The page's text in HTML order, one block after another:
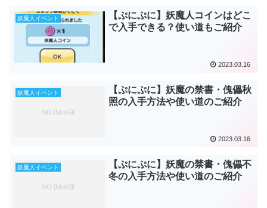
妖魔人イベント
【ぷにぷに】妖魔人コインはどこ
で入手できる？使い道もご紹介
2023.03.16
妖魔人イベント
【ぷにぷに】妖魔の禁書・傀儡秋
照の入手方法や使い道のご紹介
2023.03.16
妖魔人イベント
【ぷにぷに】妖魔の禁書・傀儡不
冬の入手方法や使い道のご紹介